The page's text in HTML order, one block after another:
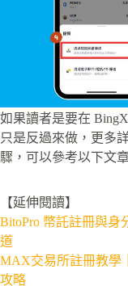
如果讀者是要在
只是反過來做，更多
驟，可以參考以下文
【延伸閱讀】
BitoPro 幣託註冊與身
道
MAX交易所註冊教學
攻略